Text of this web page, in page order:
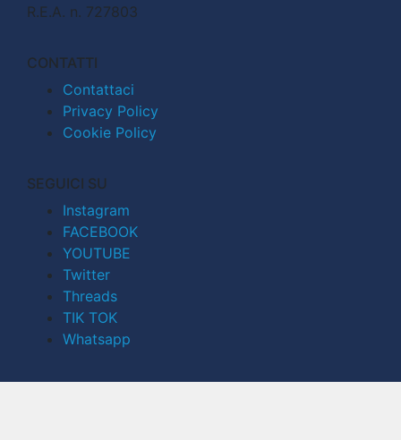
R.E.A. n. 727803
CONTATTI
Contattaci
Privacy Policy
Cookie Policy
SEGUICI SU
Instagram
FACEBOOK
YOUTUBE
Twitter
Threads
TIK TOK
Whatsapp